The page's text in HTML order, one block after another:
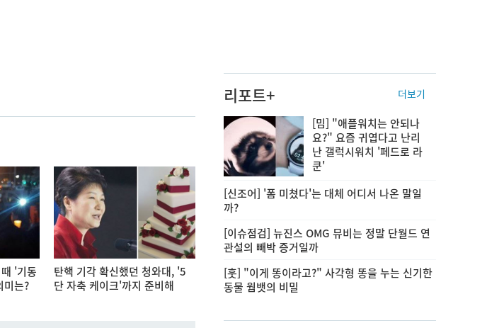
'기동
미는?
탄핵 기각 확신했던 청와대, '5
단 자축 케이크'까지 준비해
리포트+ 더보기
[밈] "애플워치는 안되나
요?" 요즘 귀엽다고 난리
난 갤럭시워치 '페드로 라
쿤'
[신조어] '폼 미쳤다'는 대체 어디서 나온 말일
까?
[이슈점검] 뉴진스 OMG 뮤비는 정말 단월드 연
관설의 빼박 증거일까
[훗] "이게 똥이라고?" 사각형 똥을 누는 신기한
동물 웜뱃의 비밀